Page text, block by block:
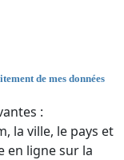
de mes données
:
la ville, le pays et
en ligne sur la